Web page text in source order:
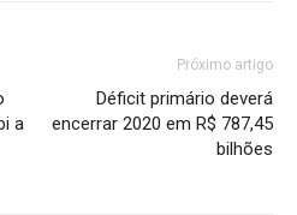
a
Próximo artigo
Déficit primário deverá
encerrar 2020 em R$ 787,45
bilhões